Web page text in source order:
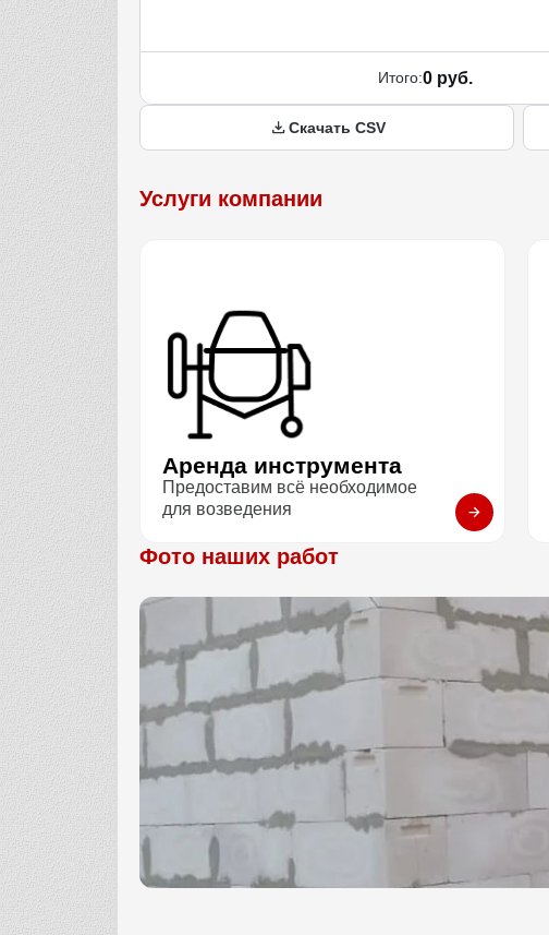
Итого:0 руб.
Скачать CSV
Услуги компании
Аренда инструмента
Предоставим всё необходимое
для возведения
Фото наших работ